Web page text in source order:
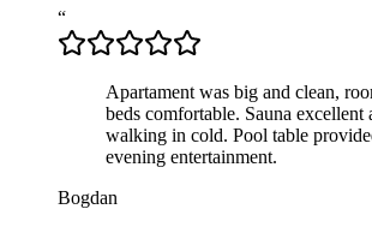
“
Apartament was big and clean,
beds comfortable. Sauna excellent
walking in cold. Pool table
evening entertainment.
Bogdan